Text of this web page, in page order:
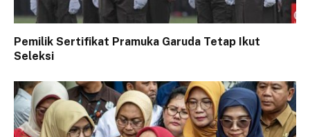
Pemilik Sertifikat Pramuka Garuda Tetap Ikut
Seleksi